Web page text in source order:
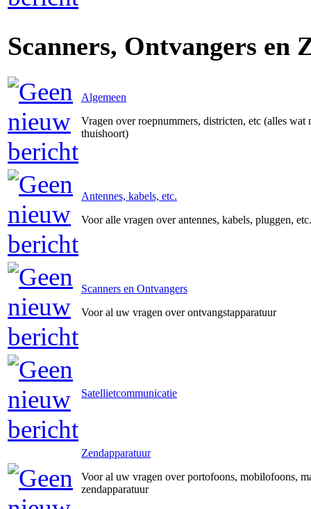
Scanners, Ontvangers en
Algemeen
Vragen over roepnummers, districten, etc (alles wat
thuishoort)
Antennes, kabels, etc.
Voor alle vragen over antennes, kabels, pluggen, etc.
Scanners en Ontvangers
Voor al uw vragen over ontvangstapparatuur
Satellietcommunicatie
Zendapparatuur
Voor al uw vragen over portofoons, mobilofoons,
zendapparatuur